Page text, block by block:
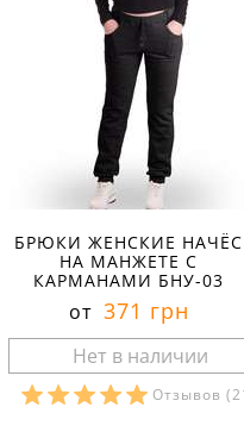
БРЮКИ ЖЕНСКИЕ НАЧЁС
НА МАНЖЕТЕ С
КАРМАНАМИ БНУ-03
от 371 грн
Отзывов